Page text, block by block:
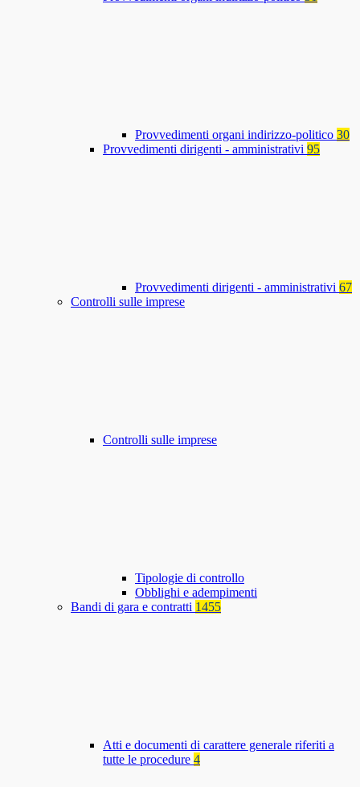
Provvedimenti organi indirizzo-politico 30
Provvedimenti dirigenti - amministrativi 95
Provvedimenti dirigenti - amministrativi 67
Controlli sulle imprese
Controlli sulle imprese
Tipologie di controllo
Obblighi e adempimenti
Bandi di gara e contratti 1455
Atti e documenti di carattere generale riferiti a
tutte le procedure 4